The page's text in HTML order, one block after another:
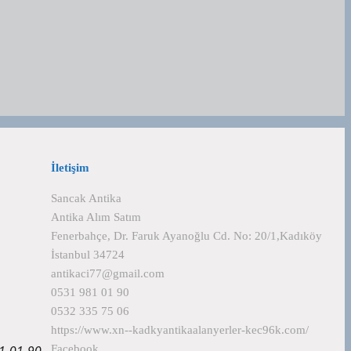
İletişim
Sancak Antika
Antika Alım Satım
Fenerbahçe, Dr. Faruk Ayanoğlu Cd. No: 20/1,Kadıköy
İstanbul 34724
antikaci77@gmail.com
0531 981 01 90
0532 335 75 06
https://www.xn--kadkyantikaalanyerler-kec96k.com/